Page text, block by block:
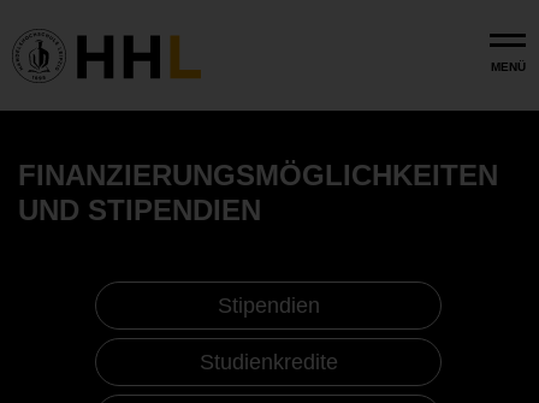
MENÜ
FINANZIERUNGSMÖGLICHKEITEN
UND STIPENDIEN
Stipendien
Studienkredite